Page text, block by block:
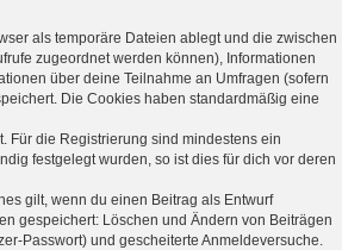
als temporäre Dateien ablegt und die zwischen
zugeordnet werden können), Informationen
über deine Teilnahme an Umfragen (sofern
Die Cookies haben standardmäßig eine
Für die Registrierung sind mindestens ein
festgelegt wurden, so ist dies für dich vor deren
gilt, wenn du einen Beitrag als Entwurf
gespeichert: Löschen und Ändern von Beiträgen
Passwort) und gescheiterte Anmeldeversuche.